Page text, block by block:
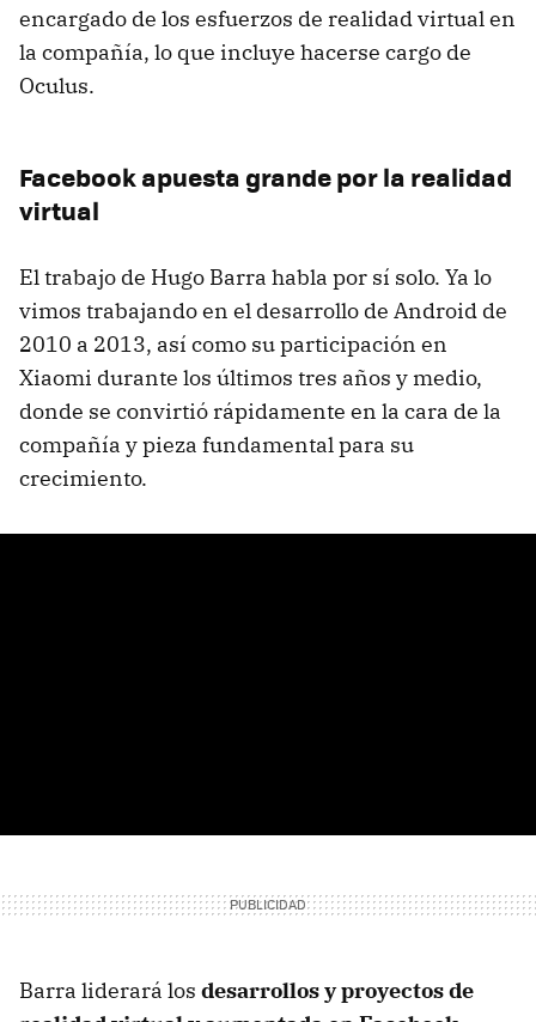
encargado de los esfuerzos de realidad virtual en
la compañía, lo que incluye hacerse cargo de
Oculus.
Facebook apuesta grande por la realidad
virtual
El trabajo de Hugo Barra habla por sí solo. Ya lo
vimos trabajando en el desarrollo de Android de
2010 a 2013, así como su participación en
Xiaomi durante los últimos tres años y medio,
donde se convirtió rápidamente en la cara de la
compañía y pieza fundamental para su
crecimiento.
Barra liderará los desarrollos y proyectos de